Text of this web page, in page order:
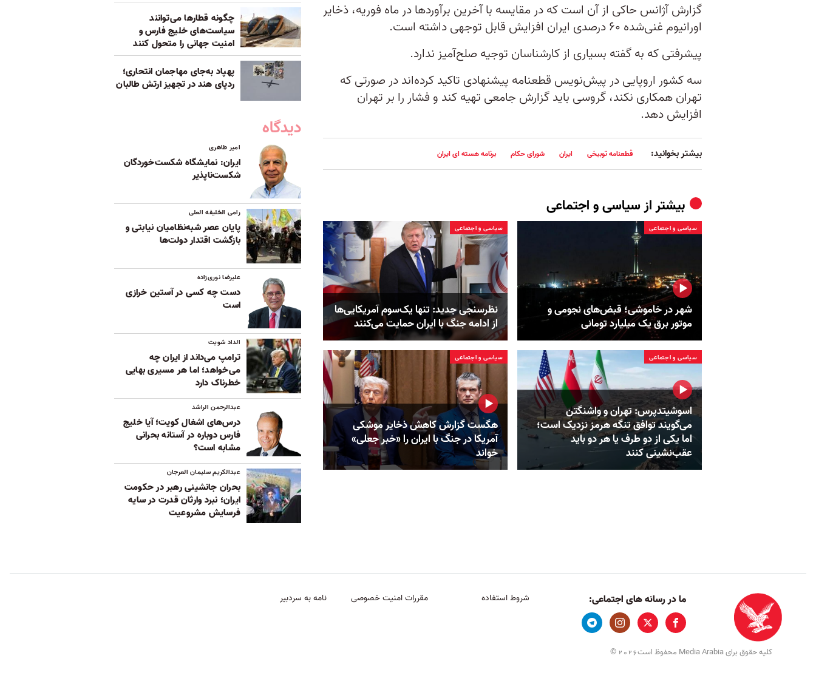
گزارش آژانس حاکی از آن است که در مقایسه با آخرین برآوردها در ماه فوریه، ذخایر
اورانیوم غنی‌شده ۶۰ درصدی ایران افزایش قابل توجهی داشته است.
پیشرفتی که به گفته بسیاری از کارشناسان توجیه صلح‌آمیز ندارد.
سه کشور اروپایی در پیش‌نویس قطعنامه پیشنهادی تاکید کرده‌اند در صورتی که
تهران همکاری نکند، گروسی باید گزارش جامعی تهیه ‌کند و فشار را بر تهران
افزایش د‌هد.
بیشتر بخوانید: قطعنامه توبیخی ایران شورای حکام برنامه هسته ای ایران
بیشتر ازسیاسی و اجتماعی
سیاسی و اجتماعی
شهر در خاموشی؛ قبض‌های نجومی و
موتور برق یک میلیارد تومانی
سیاسی و اجتماعی
نظرسنجی جدید: تنها یک‌سوم آمریکایی‌ها
از ادامه جنگ با ایران حمایت می‌کنند
سیاسی و اجتماعی
اسوشیتدپرس: تهران و واشنگتن
می‌گویند توافق تنگه هرمز نزدیک است؛
اما یکی از دو طرف یا هر دو باید
عقب‌نشینی کنند
سیاسی و اجتماعی
هگست گزارش کاهش ذخایر موشکی
آمریکا در جنگ با ایران را «خبر جعلی»
خواند
چگونه قطارها می‌توانند
سیاست‌های خلیج فارس و
امنیت جهانی را متحول کنند
پهپاد به‌جای مهاجمان انتحاری؛
ردپای هند در تجهیز ارتش طالبان
دیدگاه
امیر طاهری
ایران: نمایشگاه شکست‌خوردگان
شکست‌ناپذیر
رامی الخلیفه العلی
پایان عصر شبه‌نظامیان نیابتی و
بازگشت اقتدار دولت‌ها
علیرضا نوری‌زاده
دست چه کسی در آستین خرازی
است
الداد شویت
ترامپ می‌داند از ایران چه
می‌خواهد؛ اما هر مسیری بهایی
خطرناک دارد
عبدالرحمن الراشد
درس‌های اشغال کویت؛ آیا خلیج
فارس دوباره در آستانه بحرانی
مشابه است؟
عبدالکریم سلیمان العرجان
بحران جانشینی رهبر در حکومت
ایران؛ نبرد وارثان قدرت در سایه
فرسایش مشروعیت
ما در رسانه های اجتماعی: شروط استفاده مقررات امنیت خصوصی نامه به سردبیر
کلیه حقوق برای Media Arabia محفوظ است 2026
©